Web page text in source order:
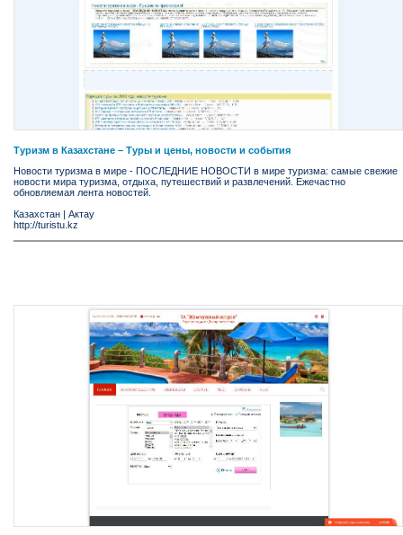
Туризм в Казахстане – Туры и цены, новости и события
Новости туризма в мире - ПОСЛЕДНИЕ НОВОСТИ в мире туризма: самые свежие
новости мира туризма, отдыха, путешествий и развлечений. Ежечастно
обновляемая лента новостей.
Казахстан | Актау
http://turistu.kz